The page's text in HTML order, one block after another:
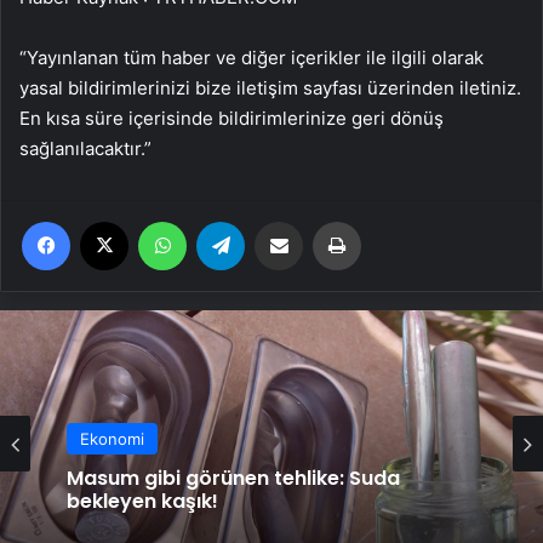
“Yayınlanan tüm haber ve diğer içerikler ile ilgili olarak
yasal bildirimlerinizi bize iletişim sayfası üzerinden iletiniz.
En kısa süre içerisinde bildirimlerinize geri dönüş
sağlanılacaktır.”
Facebook WhatsApp Email'den paylaş
Ekonomi
Ekonomi